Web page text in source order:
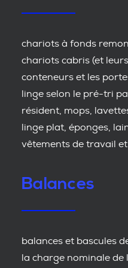
chariots à fonds
chariots cabris (et
conteneurs et les
linge selon le pré-tri
résident, mops,
linge plat, éponges,
vêtements de travail
Balances
balances et bascules
la charge nominale de